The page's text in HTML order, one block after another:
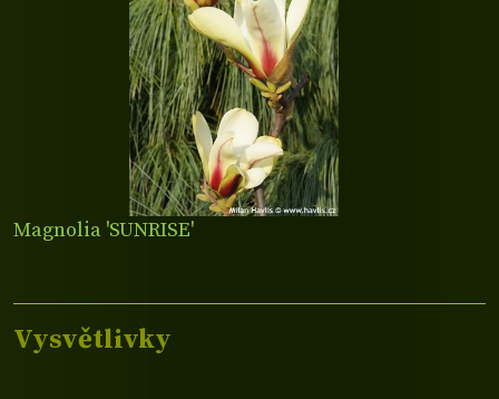
Magnolia 'SUNRISE'
Vysvětlivky